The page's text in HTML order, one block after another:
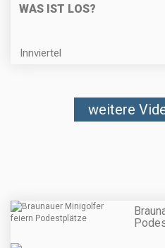
WAS IST LOS?
Innviertel
weitere